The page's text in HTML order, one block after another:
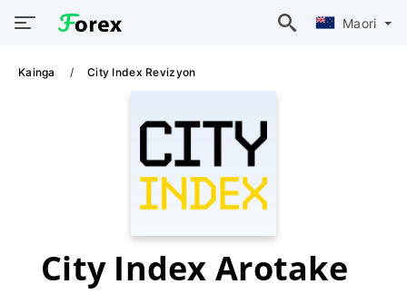
Maori
Kainga City Index Revizyon
City Index Arotake